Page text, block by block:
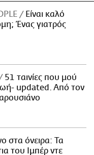
Είναι καλό
Ένας γιατρός
51 ταινίες που μού
updated. Aπό τον
στα όνειρα: Τα
του Ιμπέρ ντε